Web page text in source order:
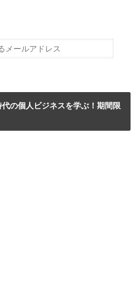
の個人ビジネスを学ぶ！期間限